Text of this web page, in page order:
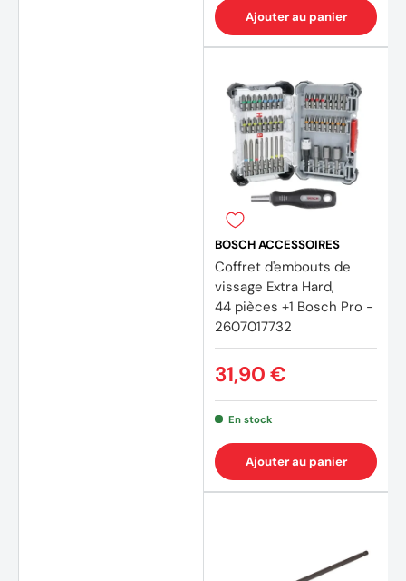
Ajouter au panier
BOSCH ACCESSOIRES
Coffret d'embouts de
vissage Extra Hard,
44 pièces +1 Bosch Pro -
2607017732
31,90 €
En stock
Ajouter au panier